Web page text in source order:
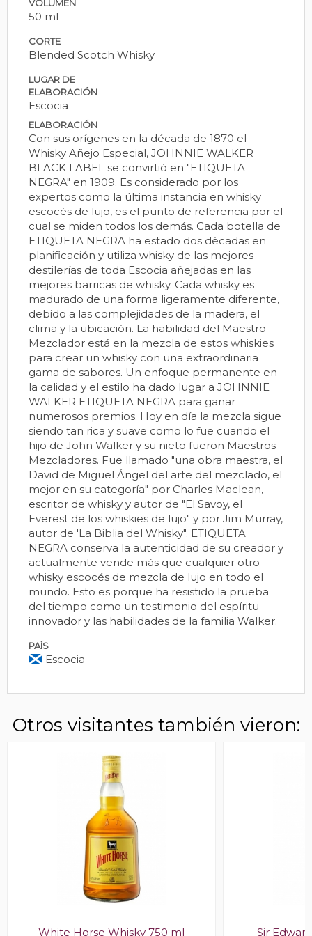
VOLUMEN
50 ml
CORTE
Blended Scotch Whisky
LUGAR DE
ELABORACIÓN
Escocia
ELABORACIÓN
Con sus orígenes en la década de 1870 el
Whisky Añejo Especial, JOHNNIE WALKER
BLACK LABEL se convirtió en "ETIQUETA
NEGRA" en 1909. Es considerado por los
expertos como la última instancia en whisky
escocés de lujo, es el punto de referencia por el
cual se miden todos los demás. Cada botella de
ETIQUETA NEGRA ha estado dos décadas en
planificación y utiliza whisky de las mejores
destilerías de toda Escocia añejadas en las
mejores barricas de whisky. Cada whisky es
madurado de una forma ligeramente diferente,
debido a las complejidades de la madera, el
clima y la ubicación. La habilidad del Maestro
Mezclador está en la mezcla de estos whiskies
para crear un whisky con una extraordinaria
gama de sabores. Un enfoque permanente en
la calidad y el estilo ha dado lugar a JOHNNIE
WALKER ETIQUETA NEGRA para ganar
numerosos premios. Hoy en día la mezcla sigue
siendo tan rica y suave como lo fue cuando el
hijo de John Walker y su nieto fueron Maestros
Mezcladores. Fue llamado "una obra maestra, el
David de Miguel Ángel del arte del mezclado, el
mejor en su categoría" por Charles Maclean,
escritor de whisky y autor de "El Savoy, el
Everest de los whiskies de lujo" y por Jim Murray,
autor de 'La Biblia del Whisky". ETIQUETA
NEGRA conserva la autenticidad de su creador y
actualmente vende más que cualquier otro
whisky escocés de mezcla de lujo en todo el
mundo. Esto es porque ha resistido la prueba
del tiempo como un testimonio del espíritu
innovador y las habilidades de la familia Walker.
PAÍS
Escocia
Otros visitantes también vieron:
White Horse Whisky 750 ml Sir